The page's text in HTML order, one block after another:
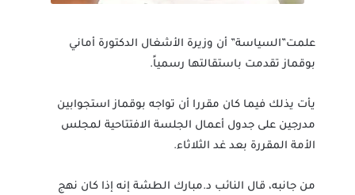
علمت”السياسة” أن وزيرة الأشغال الدكتورة أماني
بوقماز تقدمت باستقالتها رسمياً.
يأت يذلك فيما كان مقررا أن تواجه بوقماز استجوابين
مدرجين على جدول أعمال الجلسة الافتتاحية لمجلس
الأمة المقررة بعد غد الثلاثاء.
من جانبه، قال النائب د.مبارك الطشة إنه إذا كان نهج